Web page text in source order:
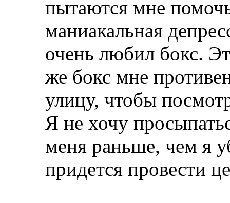
пытаются мне
маниакальная
очень любил бокс.
же бокс мне
улицу, чтобы
Я не хочу
меня раньше, чем я
придется провести